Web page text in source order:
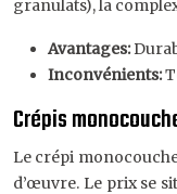
granulats), la
Avantages:
Inconvénients:
Crépis
Le crépi
d’œuvre. Le prix se